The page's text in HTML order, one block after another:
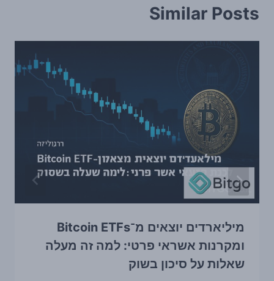
Similar Posts
מיליארדים יוצאים מ־Bitcoin ETFs
ומקרנות אשראי פרטי: למה זה מעלה
שאלות על סיכון בשוק